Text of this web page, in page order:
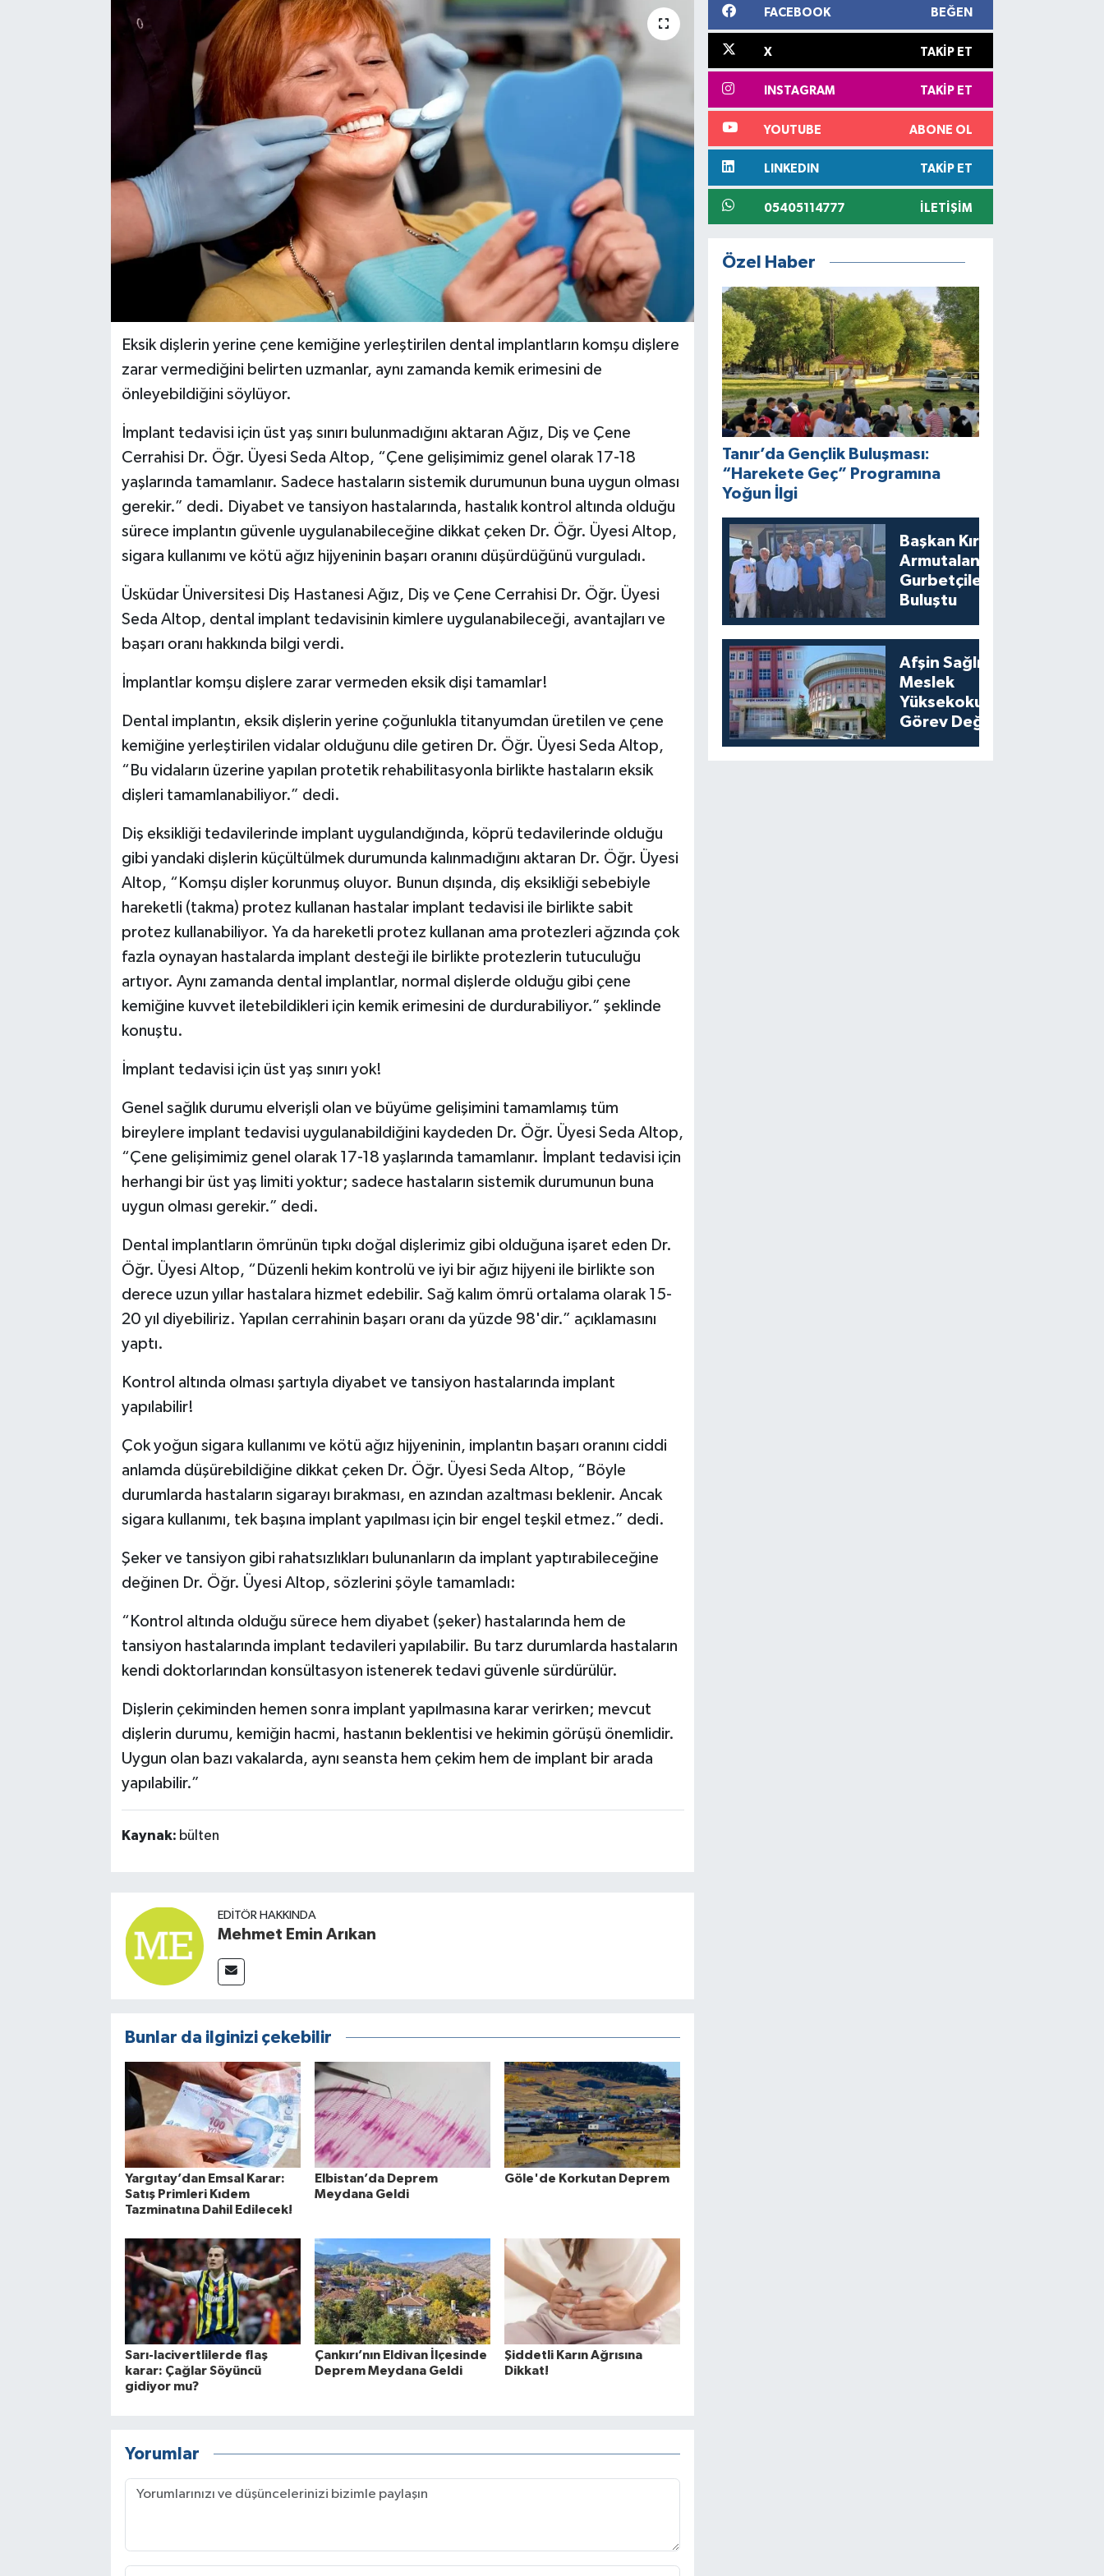
Eksik dişlerin yerine çene kemiğine yerleştirilen dental implantların komşu dişlere
zarar vermediğini belirten uzmanlar, aynı zamanda kemik erimesini de
önleyebildiğini söylüyor.
İmplant tedavisi için üst yaş sınırı bulunmadığını aktaran Ağız, Diş ve Çene
Cerrahisi Dr. Öğr. Üyesi Seda Altop, “Çene gelişimimiz genel olarak 17-18
yaşlarında tamamlanır. Sadece hastaların sistemik durumunun buna uygun olması
gerekir.” dedi. Diyabet ve tansiyon hastalarında, hastalık kontrol altında olduğu
sürece implantın güvenle uygulanabileceğine dikkat çeken Dr. Öğr. Üyesi Altop,
sigara kullanımı ve kötü ağız hijyeninin başarı oranını düşürdüğünü vurguladı.
Üsküdar Üniversitesi Diş Hastanesi Ağız, Diş ve Çene Cerrahisi Dr. Öğr. Üyesi
Seda Altop, dental implant tedavisinin kimlere uygulanabileceği, avantajları ve
başarı oranı hakkında bilgi verdi.
İmplantlar komşu dişlere zarar vermeden eksik dişi tamamlar!
Dental implantın, eksik dişlerin yerine çoğunlukla titanyumdan üretilen ve çene
kemiğine yerleştirilen vidalar olduğunu dile getiren Dr. Öğr. Üyesi Seda Altop,
“Bu vidaların üzerine yapılan protetik rehabilitasyonla birlikte hastaların eksik
dişleri tamamlanabiliyor.” dedi.
Diş eksikliği tedavilerinde implant uygulandığında, köprü tedavilerinde olduğu
gibi yandaki dişlerin küçültülmek durumunda kalınmadığını aktaran Dr. Öğr. Üyesi
Altop, “Komşu dişler korunmuş oluyor. Bunun dışında, diş eksikliği sebebiyle
hareketli (takma) protez kullanan hastalar implant tedavisi ile birlikte sabit
protez kullanabiliyor. Ya da hareketli protez kullanan ama protezleri ağzında çok
fazla oynayan hastalarda implant desteği ile birlikte protezlerin tutuculuğu
artıyor. Aynı zamanda dental implantlar, normal dişlerde olduğu gibi çene
kemiğine kuvvet iletebildikleri için kemik erimesini de durdurabiliyor.” şeklinde
konuştu.
İmplant tedavisi için üst yaş sınırı yok!
Genel sağlık durumu elverişli olan ve büyüme gelişimini tamamlamış tüm
bireylere implant tedavisi uygulanabildiğini kaydeden Dr. Öğr. Üyesi Seda Altop,
“Çene gelişimimiz genel olarak 17-18 yaşlarında tamamlanır. İmplant tedavisi için
herhangi bir üst yaş limiti yoktur; sadece hastaların sistemik durumunun buna
uygun olması gerekir.” dedi.
Dental implantların ömrünün tıpkı doğal dişlerimiz gibi olduğuna işaret eden Dr.
Öğr. Üyesi Altop, “Düzenli hekim kontrolü ve iyi bir ağız hijyeni ile birlikte son
derece uzun yıllar hastalara hizmet edebilir. Sağ kalım ömrü ortalama olarak 15-
20 yıl diyebiliriz. Yapılan cerrahinin başarı oranı da yüzde 98'dir.” açıklamasını
yaptı.
Kontrol altında olması şartıyla diyabet ve tansiyon hastalarında implant
yapılabilir!
Çok yoğun sigara kullanımı ve kötü ağız hijyeninin, implantın başarı oranını ciddi
anlamda düşürebildiğine dikkat çeken Dr. Öğr. Üyesi Seda Altop, “Böyle
durumlarda hastaların sigarayı bırakması, en azından azaltması beklenir. Ancak
sigara kullanımı, tek başına implant yapılması için bir engel teşkil etmez.” dedi.
Şeker ve tansiyon gibi rahatsızlıkları bulunanların da implant yaptırabileceğine
değinen Dr. Öğr. Üyesi Altop, sözlerini şöyle tamamladı:
“Kontrol altında olduğu sürece hem diyabet (şeker) hastalarında hem de
tansiyon hastalarında implant tedavileri yapılabilir. Bu tarz durumlarda hastaların
kendi doktorlarından konsültasyon istenerek tedavi güvenle sürdürülür.
Dişlerin çekiminden hemen sonra implant yapılmasına karar verirken; mevcut
dişlerin durumu, kemiğin hacmi, hastanın beklentisi ve hekimin görüşü önemlidir.
Uygun olan bazı vakalarda, aynı seansta hem çekim hem de implant bir arada
yapılabilir.”
Kaynak: bülten
EDITÖR HAKKINDA
Mehmet Emin Arıkan
Bunlar da ilginizi çekebilir
Yargıtay’dan Emsal Karar:
Satış Primleri Kıdem
Tazminatına Dahil Edilecek!
Elbistan’da Deprem
Meydana Geldi
Göle'de Korkutan Deprem
Sarı-lacivertlilerde flaş
karar: Çağlar Söyüncü
gidiyor mu?
Çankırı’nın Eldivan İlçesinde
Deprem Meydana Geldi
Şiddetli Karın Ağrısına
Dikkat!
Yorumlar
FACEBOOK BEĞEN
X TAKIP ET
INSTAGRAM TAKIP ET
YOUTUBE ABONE OL
LINKEDIN TAKIP ET
05405114777 İLETIŞIM
Özel Haber
Tanır’da Gençlik Buluşması:
“Harekete Geç” Programına
Yoğun İlgi
Başkan Kıraç
Armutalan’da
Gurbetçilerle
Buluştu
Afşin Sağlık ve
Meslek
Yüksekokullarında
Görev Değişikliği